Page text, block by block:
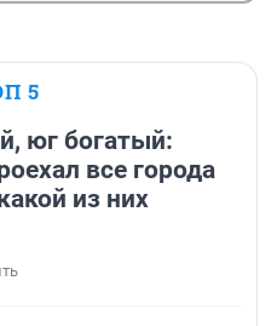
5
юг богатый:
все города
из них